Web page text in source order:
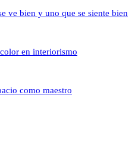
ve bien y uno que se siente bien
en interiorismo
como maestro